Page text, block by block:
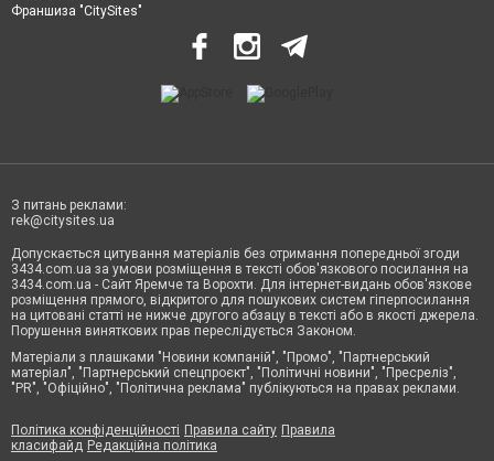
Франшиза "CitySites"
З питань реклами:
rek@citysites.ua
Допускається цитування матеріалів без отримання попередньої згоди
3434.com.ua за умови розміщення в тексті обов'язкового посилання на
3434.com.ua - Сайт Яремче та Ворохти. Для інтернет-видань обов'язкове
розміщення прямого, відкритого для пошукових систем гіперпосилання
на цитовані статті не нижче другого абзацу в тексті або в якості джерела.
Порушення виняткових прав переслідується Законом.
Матеріали з плашками "Новини компаній", "Промо", "Партнерський
матеріал", "Партнерський спецпроєкт", "Політичні новини", "Пресреліз",
"PR", "Офіційно", "Політична реклама" публікуються на правах реклами.
Політика конфіденційності Правила сайту Правила
класифайд Редакційна політика